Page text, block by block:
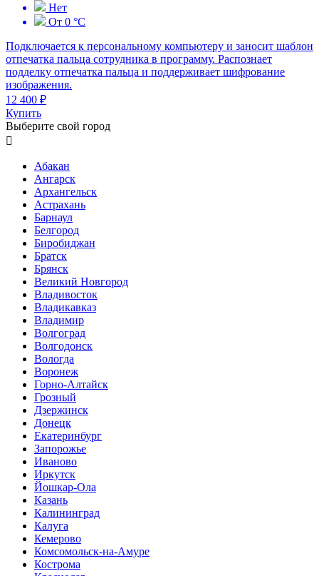
Нет
От 0 °C
Подключается к персональному компьютеру и заносит шаблон
отпечатка пальца сотрудника в программу. Распознает
подделку отпечатка пальца и поддерживает шифрование
изображения.
12 400 ₽
Купить
Выберите свой город

Абакан
Ангарск
Архангельск
Астрахань
Барнаул
Белгород
Биробиджан
Братск
Брянск
Великий Новгород
Владивосток
Владикавказ
Владимир
Волгоград
Волгодонск
Вологда
Воронеж
Горно-Алтайск
Грозный
Дзержинск
Донецк
Екатеринбург
Запорожье
Иваново
Иркутск
Йошкар-Ола
Казань
Калининград
Калуга
Кемерово
Комсомольск-на-Амуре
Кострома